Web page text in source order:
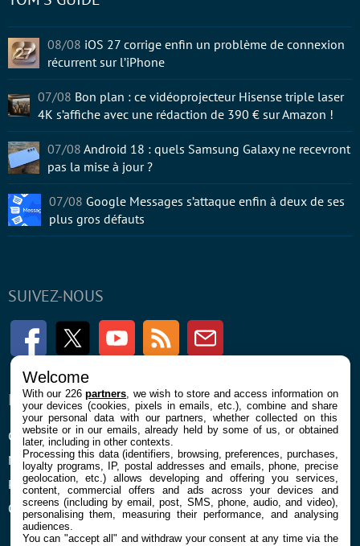
SUIVEZ-NOUS
FacebookTwitter Youtube RSS Newsletter
ENTREPRISE
Confidentialité et Cookies
Mentions légales et CGU
Préférences Cookies
Qui sommes nous
À PROPOS
Contact
08/08 iOS 27 corrige enfin un problème de connexion
récurrent sur l’iPhone
07/08 Bon plan : ce vidéoprojecteur Hisense triple laser
4K s’affiche avec une rédaction de 390 € sur Amazon !
07/08 Android 18 : quels Samsung Galaxy ne recevront
pas la mise à jour ?
07/08 Google Messages s’attaque enfin à deux de ses
plus gros défauts
Welcome
With our 226partners , we wish to store and access information on
your devices (cookies, pixels in emails, etc.), combine and share
your personal data with our partners, whether collected on this
website or in our emails, already held by some of us, or obtained
later, including in other contexts.
Processing this data (identifiers, browsing, preferences, purchases,
loyalty programs, IP, postal addresses and emails, phone, precise
geolocation, etc.) allows developing and offering you services,
content, commercial offers and ads across your devices and
screens (including by email, post, SMS, phone, audio, and video),
personalising them, measuring their performance, and analysing
audiences.
You can "accept all" and withdraw your consent at any time via the